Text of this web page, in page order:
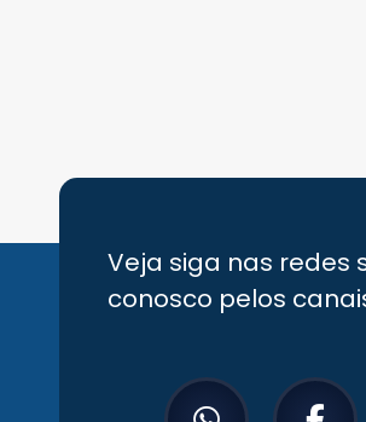
Veja siga nas redes
conosco pelos